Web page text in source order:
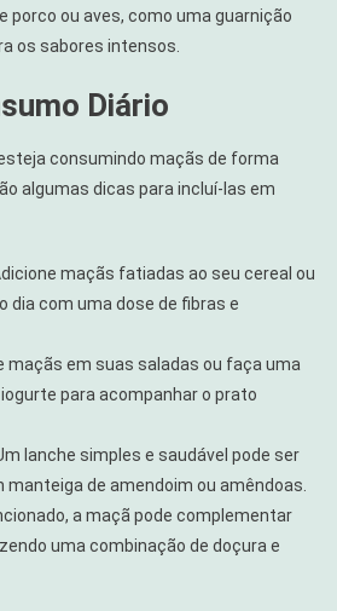
porco ou aves, como uma guarnição
os sabores intensos.
Diário
consumindo maçãs de forma
algumas dicas para incluí-las em
maçãs fatiadas ao seu cereal ou
dia com uma dose de fibras e
maçãs em suas saladas ou faça uma
para acompanhar o prato
lanche simples e saudável pode ser
de amendoim ou amêndoas.
a maçã pode complementar
uma combinação de doçura e